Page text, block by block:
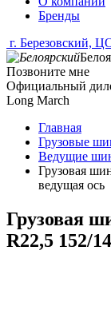
Бренды
г. Березовский,
Позвоните мне
Официальный
Long March
Главная
Грузовые
Ведущие
Грузовая
ведущая ось
Грузовая
R22,5 152/